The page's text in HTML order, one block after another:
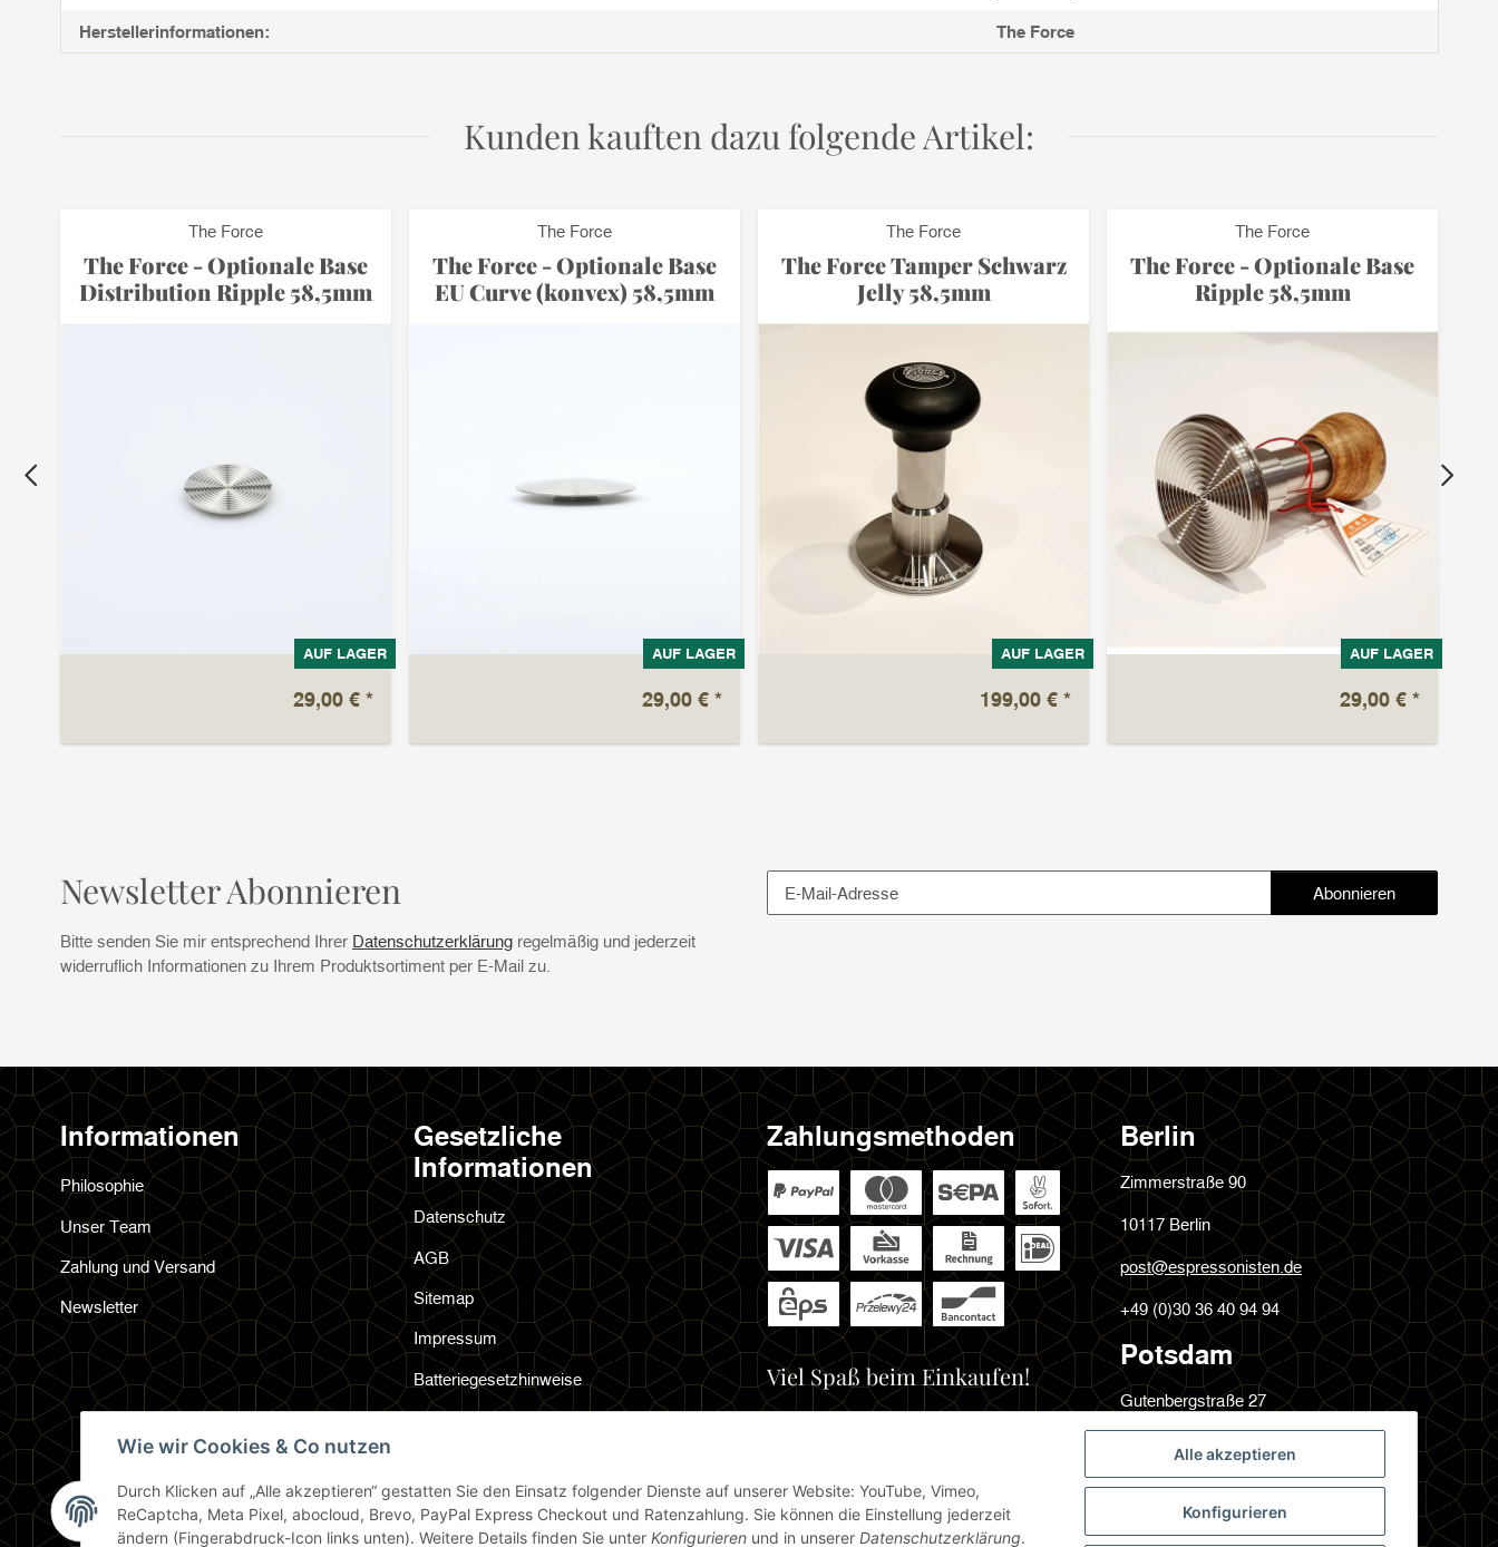
Alle akzeptieren
Konfigurieren
Wie wir Cookies & Co nutzen
Durch Klicken auf „Alle akzeptieren“ gestatten Sie den Einsatz folgender Dienste auf unserer Website: YouTube, Vimeo,
ReCaptcha, Meta Pixel, abocloud, Brevo, PayPal Express Checkout und Ratenzahlung. Sie können die Einstellung jederzeit
ändern (Fingerabdruck-Icon links unten). Weitere Details finden Sie unter Konfigurieren und in unserer Datenschutzerklärung.
Herstellerinformationen: The Force
Kunden kauften dazu folgende Artikel:
The Force
The Force - Optionale Base
Distribution Ripple 58,5mm
AUF LAGER
29,00 € *
The Force
The Force - Optionale Base
EU Curve (konvex) 58,5mm
AUF LAGER
29,00 € *
The Force
The Force Tamper Schwarz
Jelly 58,5mm
AUF LAGER
199,00 € *
The Force
The Force - Optionale Base
Ripple 58,5mm
AUF LAGER
29,00 € *
Newsletter Abonnieren
Bitte senden Sie mir entsprechend Ihrer Datenschutzerklärung regelmäßig und jederzeit
widerruflich Informationen zu Ihrem Produktsortiment per E-Mail zu.
AbonnierenAbonnieren
Informationen
Philosophie
Unser Team
Zahlung und Versand
Newsletter
Gesetzliche
Informationen
Datenschutz
AGB
Sitemap
Impressum
Batteriegesetzhinweise
Widerrufsrecht
Zahlungsmethoden
Viel Spaß beim Einkaufen!
Berlin
Zimmerstraße 90
10117 Berlin
post@espressonisten.de
+49 (0)30 36 40 94 94
Potsdam
Gutenbergstraße 27
post@espressonisten.de
+49 (0)331 231 64 09